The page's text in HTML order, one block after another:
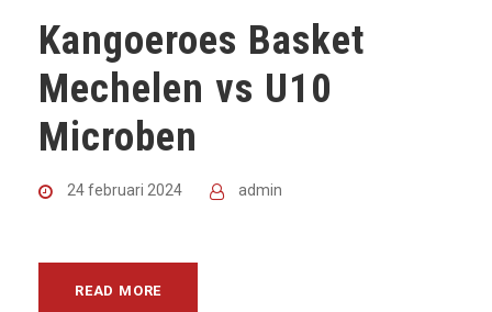
Kangoeroes Basket
Mechelen vs U10
Microben
24 februari 2024 admin
READ MORE